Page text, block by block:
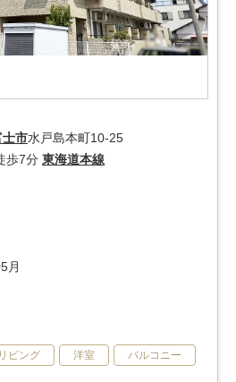
士市水戸島本町10-25
歩7分 東海道本線
月
リビング 洋室 バルコニー